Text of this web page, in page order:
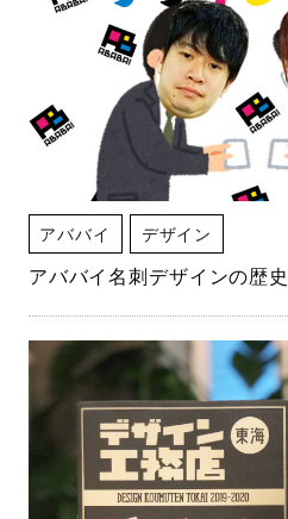
アババイ デザイン
アババイ名刺デザインの歴史